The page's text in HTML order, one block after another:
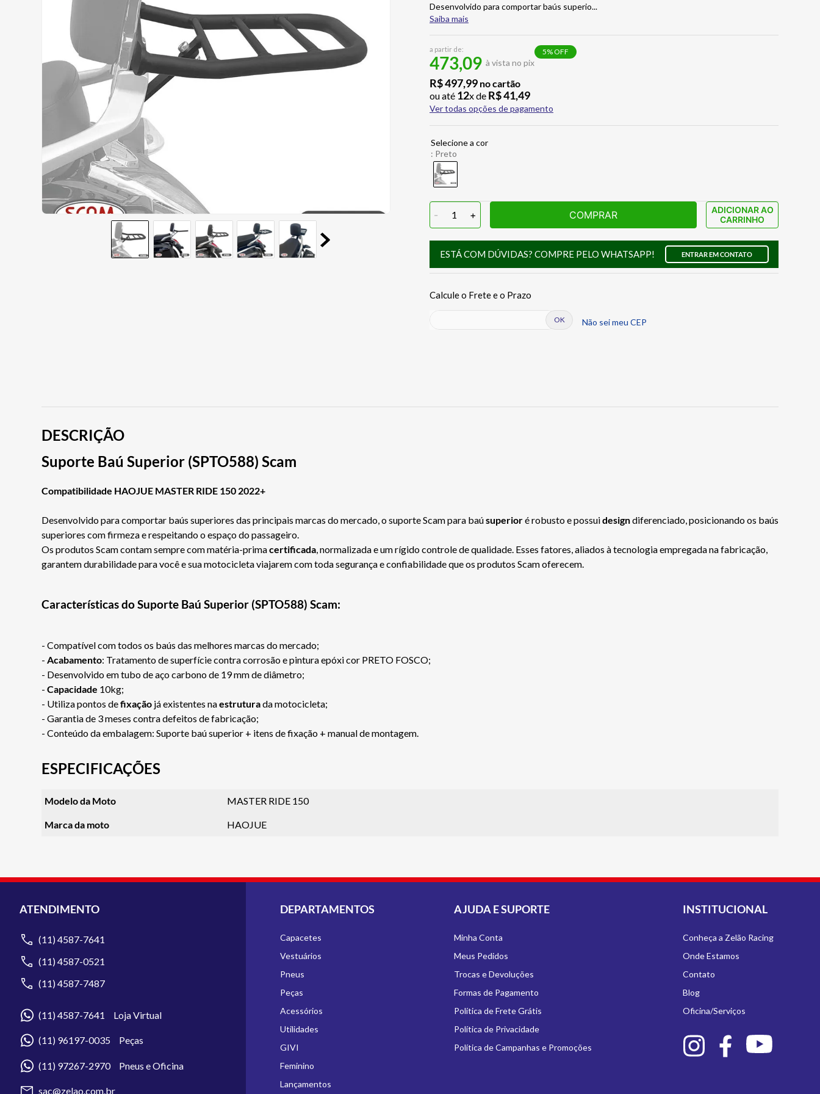
Desenvolvido para comportar baús superio...
Saiba mais
a partir de:
473,09 à vista no pix
5% OFF
R$497,99 no cartão
ou até 12x de R$41,49
Ver todas opções de pagamento
: Preto
- 1 + COMPRAR
ADICIONAR AO
CARRINHO
ESTÁ COM DÚVIDAS? COMPRE PELO WHATSAPP! ENTRAR EM CONTATO
Não sei meu CEP
DESCRIÇÃO
Suporte Baú Superior (SPTO588) Scam
Compatibilidade HAOJUE MASTER RIDE 150 2022+
Desenvolvido para comportar baús superiores das principais marcas do mercado, o suporte Scam para baúsuperioré robusto e possuidesigndiferenciado, posicionando os baús
superiores com firmeza e respeitando o espaço do passageiro.
Os produtos Scam contam sempre com matéria-primacertificada , normalizada e um rígido controle de qualidade. Esses fatores, aliados à tecnologia empregada na fabricação,
garantem durabilidade para você e sua motocicleta viajarem com toda segurança e confiabilidade que os produtos Scam oferecem.
Características do Suporte Baú Superior (SPTO588) Scam:
- Compatível com todos os baús das melhores marcas do mercado;
- Acabamento: Tratamento de superfície contra corrosão e pintura epóxi cor PRETO FOSCO;
- Desenvolvido em tubo de aço carbono de 19 mm de diâmetro;
- Capacidade 10kg;
- Utiliza pontos defixação já existentes naestruturada motocicleta;
- Garantia de 3 meses contra defeitos de fabricação;
- Conteúdo da embalagem: Suporte baú superior + itens de fixação + manual de montagem.
ESPECIFICAÇÕES
Modelo da Moto MASTER RIDE 150
Marca da moto HAOJUE
ATENDIMENTO
(11) 4587-7641
(11) 4587-0521
(11) 4587-7487
(11) 4587-7641 Loja Virtual
(11) 96197-0035 Peças
(11) 97267-2970 Pneus e Oficina
sac@zelao.com.br
DEPARTAMENTOS
Capacetes
Vestuários
Pneus
Peças
Acessórios
Utilidades
GIVI
Feminino
Lançamentos
AJUDA E SUPORTE
Minha Conta
Meus Pedidos
Trocas e Devoluções
Formas de Pagamento
Política de Frete Grátis
Política de Privacidade
Política de Campanhas e Promoções
INSTITUCIONAL
Conheça a Zelão Racing
Onde Estamos
Contato
Blog
Oficina/Serviços
AIROH
10º BOTAS